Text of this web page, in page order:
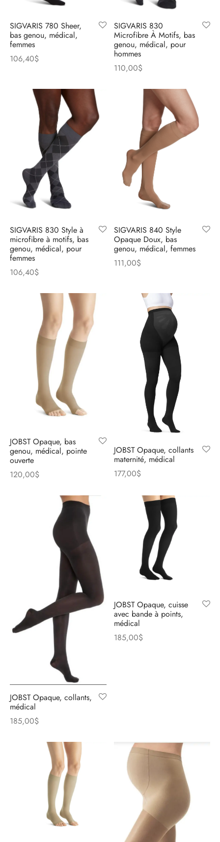
SIGVARIS 780 Sheer,
bas genou, médical,
femmes
106,40$
SIGVARIS 830
Microfibre À Motifs, bas
genou, médical, pour
hommes
110,00$
SIGVARIS 830 Style à
microfibre à motifs, bas
genou, médical, pour
femmes
106,40$
SIGVARIS 840 Style
Opaque Doux, bas
genou, médical, femmes
111,00$
JOBST Opaque, bas
genou, médical, pointe
ouverte
120,00$
JOBST Opaque, collants
maternité, médical
177,00$
JOBST Opaque, collants,
médical
185,00$
JOBST Opaque, cuisse
avec bande à points,
médical
185,00$